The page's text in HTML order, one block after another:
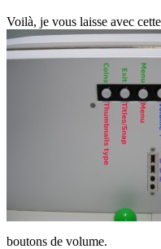
Voilà, je vous laisse avec
boutons de volume.